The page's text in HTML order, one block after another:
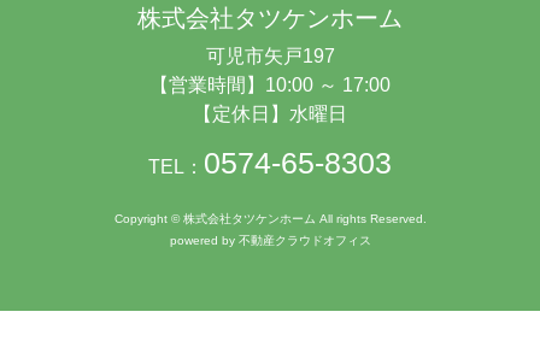
株式会社タツケンホーム
可児市矢戸197
【営業時間】10:00 ～ 17:00
【定休日】水曜日
TEL： 0574-65-8303
Copyright © 株式会社タツケンホーム All rights Reserved.
powered by 不動産クラウドオフィス